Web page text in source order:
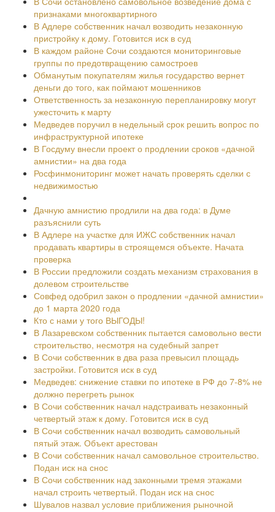
признаками многоквартирного
В Адлере собственник начал возводить незаконную
пристройку к дому. Готовится иск в суд
В каждом районе Сочи создаются мониторинговые
группы по предотвращению самостроев
Обманутым покупателям жилья государство вернет
деньги до того, как поймают мошенников
Ответственность за незаконную перепланировку могут
ужесточить к марту
Медведев поручил в недельный срок решить вопрос по
инфраструктурной ипотеке
В Госдуму внесли проект о продлении сроков «дачной
амнистии» на два года
Росфинмониторинг может начать проверять сделки с
недвижимостью
Дачную амнистию продлили на два года: в Думе
разъяснили суть
В Адлере на участке для ИЖС собственник начал
продавать квартиры в строящемся объекте. Начата
проверка
В России предложили создать механизм страхования в
долевом строительстве
Совфед одобрил закон о продлении «дачной амнистии»
до 1 марта 2020 года
Кто с нами у того ВЫГОДЫ!
В Лазаревском собственник пытается самовольно вести
строительство, несмотря на судебный запрет
В Сочи собственник в два раза превысил площадь
застройки. Готовится иск в суд
Медведев: снижение ставки по ипотеке в РФ до 7-8% не
должно перегреть рынок
В Сочи собственник начал надстраивать незаконный
четвертый этаж к дому. Готовится иск в суд
В Сочи собственник начал возводить самовольный
пятый этаж. Объект арестован
В Сочи собственник начал самовольное строительство.
Подан иск на снос
В Сочи собственник над законными тремя этажами
начал строить четвертый. Подан иск на снос
Шувалов назвал условие приближения рыночной